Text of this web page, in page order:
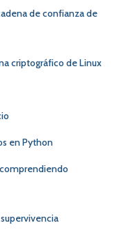
de confianza de
criptográfico de Linux
en Python